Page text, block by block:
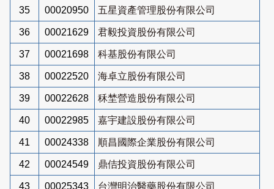
35 00020950 五星資產管理股份有限公司
36 00021629 君毅投資股份有限公司
37 00021698 科基股份有限公司
38 00022520 海卓立股份有限公司
39 00022628 秝埜營造股份有限公司
40 00022985 嘉宇建設股份有限公司
41 00024338 順昌國際企業股份有限公司
42 00024549 鼎佶投資股份有限公司
43 00025343 台灣明治醫藥股份有限公司